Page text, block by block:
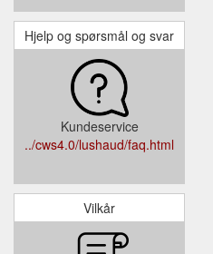
Hjelp og spørsmål og svar
Kundeservice
../cws4.0/lushaud/faq.html
Vilkår